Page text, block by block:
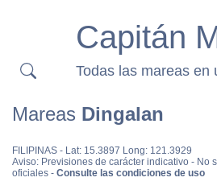
Capitán
Todas las mareas en
Mareas Dingalan
FILIPINAS - Lat: 15.3897 Long: 121.3929
Aviso: Previsiones de carácter indicativo - No
oficiales - Consulte las condiciones de uso